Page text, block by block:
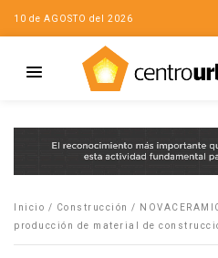
10 de AGOSTO del 2026
Inicio / Construcción /
producción de material de